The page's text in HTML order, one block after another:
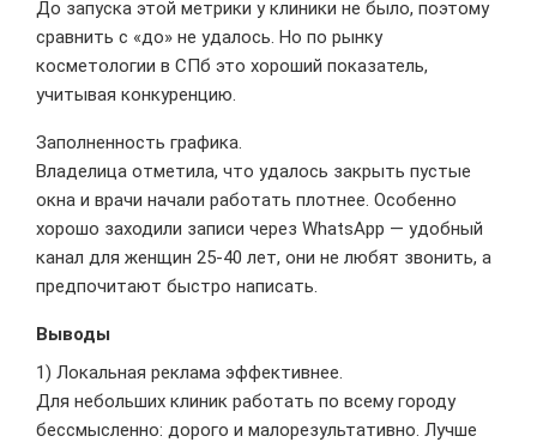
До запуска этой метрики у клиники не было, поэтому
сравнить с «до» не удалось. Но по рынку
косметологии в СПб это хороший показатель,
учитывая конкуренцию.
Заполненность графика.
Владелица отметила, что удалось закрыть пустые
окна и врачи начали работать плотнее. Особенно
хорошо заходили записи через WhatsApp — удобный
канал для женщин 25-40 лет, они не любят звонить, а
предпочитают быстро написать.
Выводы
1) Локальная реклама эффективнее.
Для небольших клиник работать по всему городу
бессмысленно: дорого и малорезультативно. Лучше